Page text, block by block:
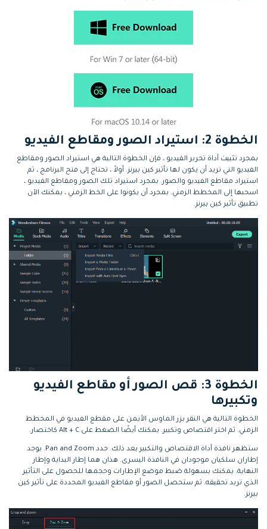
الخطوة 2: استيراد الصور ومقاطع الفيديو
بمجرد تثبيت أداة تحرير الفيديو ، فإن الخطوة التالية هي استيراد الصور ومقاطع
الفيديو التي تريد أن يكون لها تأثير كين بيرنز. أولاً ، تحتاج إلى فتح البرنامج ، ثم
استيراد مقاطع الفيديو والصور. بمجرد استيراد تلك الصور ومقاطع الفيديو ،
اسحبها إلى المخطط الزمني. بمجرد أن يكونوا على الخط الزمني ، يمكنك الآن
تطبيق تأثير كين بيرنز.
الخطوة 3: قص الصور أو مقاطع الفيديو
وتكبيرها
الخطوة التالية هي النقر بزر الماوس الأيمن على مقطع الفيديو في المخطط
الزمني. ثم اختر اقتصاص وتكبير. يمكنك أيضًا الضغط على Alt + C كاختصار.
ستظهر نافذة أداة الاقتصاص والتكبير بعد ذلك. حدد Pan and Zoom. يوجد
إطاران سلكيان موجودان في النافذة اليسرى. هذان هما إطار البداية وإطار
النهاية. يمكنك بسهولة ضبط موضع الإطارات وحجمها للحصول على التأثير
الذي تريد تحقيقه. ثم ستحصل الصور أو مقاطع الفيديو المحددة على تأثير كين
بيرنز.